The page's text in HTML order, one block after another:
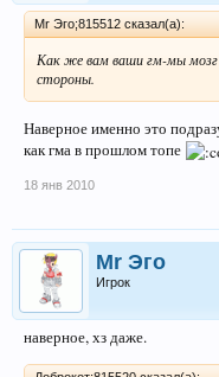
Mr Эго;815512 сказал(а):
Как же вам ваши гм-мы мозг
стороны.
Наверное именно это
как гма в прошлом топе
18 янв 2010
Mr Эго
Игрок
наверное, хз даже.